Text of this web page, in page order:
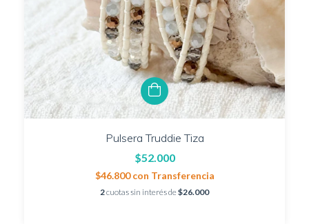
Pulsera Truddie Tiza
$52.000
$46.800con Transferencia
2cuotas sin interés de$26.000